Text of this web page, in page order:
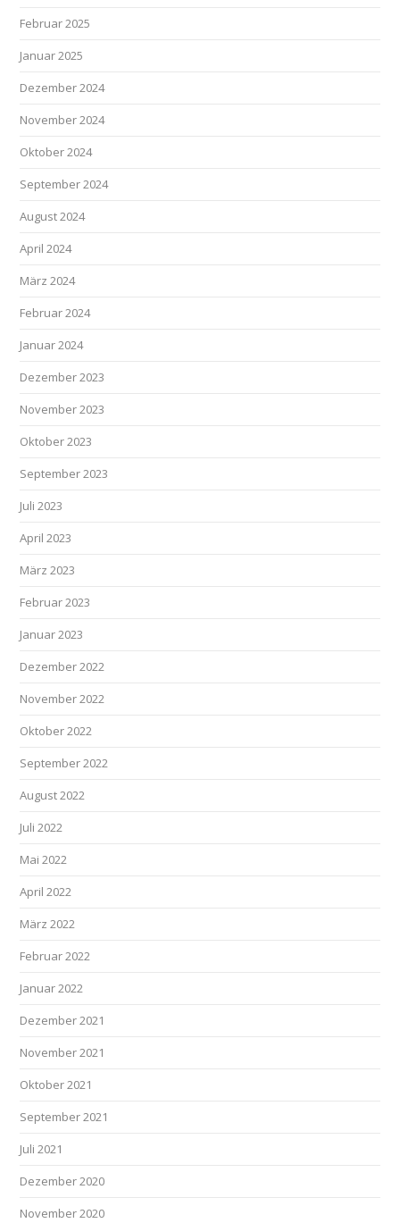
Februar 2025
Januar 2025
Dezember 2024
November 2024
Oktober 2024
September 2024
August 2024
April 2024
März 2024
Februar 2024
Januar 2024
Dezember 2023
November 2023
Oktober 2023
September 2023
Juli 2023
April 2023
März 2023
Februar 2023
Januar 2023
Dezember 2022
November 2022
Oktober 2022
September 2022
August 2022
Juli 2022
Mai 2022
April 2022
März 2022
Februar 2022
Januar 2022
Dezember 2021
November 2021
Oktober 2021
September 2021
Juli 2021
Dezember 2020
November 2020